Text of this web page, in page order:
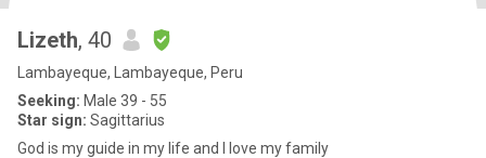
Lizeth, 40
Lambayeque, Lambayeque, Peru
Seeking: Male 39 - 55
Star sign: Sagittarius
God is my guide in my life and I love my family